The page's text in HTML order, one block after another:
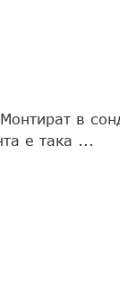
в
е така ...